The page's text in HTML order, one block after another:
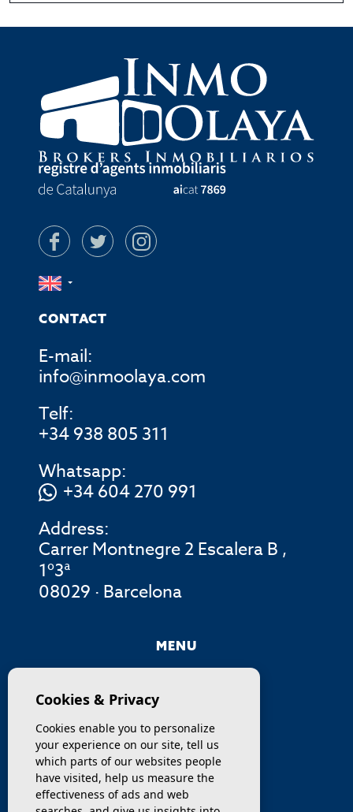
CONTACT
E-mail:
info@inmoolaya.com
Telf:
+34 938 805 311
Whatsapp:
+34 604 270 991
Address:
Carrer Montnegre 2 Escalera B ,
1º3ª
08029 · Barcelona
MENU
PROPERTIES
SERVICES
SELL / TRANSFER
Cookies & Privacy
Cookies enable you to personalize
your experience on our site, tell us
which parts of our websites people
have visited, help us measure the
effectiveness of ads and web